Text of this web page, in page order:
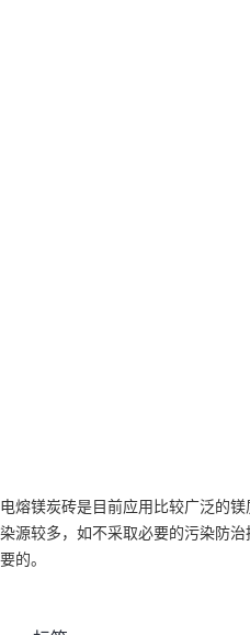
电熔镁炭砖是目前应用比较广泛的镁
染源较多，如不采取必要的污染防
要的。